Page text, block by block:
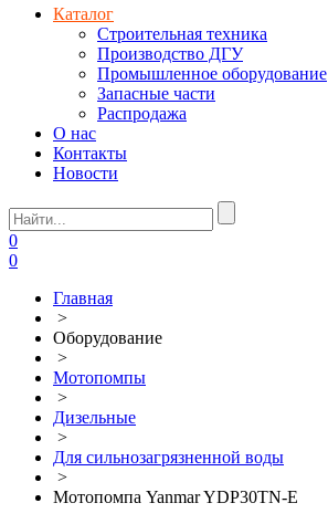
Каталог
Строительная техника
Производство ДГУ
Промышленное оборудование
Запасные части
Распродажа
О нас
Контакты
Новости
0
0
Главная
>
Оборудование
>
Мотопомпы
>
Дизельные
>
Для сильнозагрязненной воды
>
Мотопомпа Yanmar YDP30TN-E